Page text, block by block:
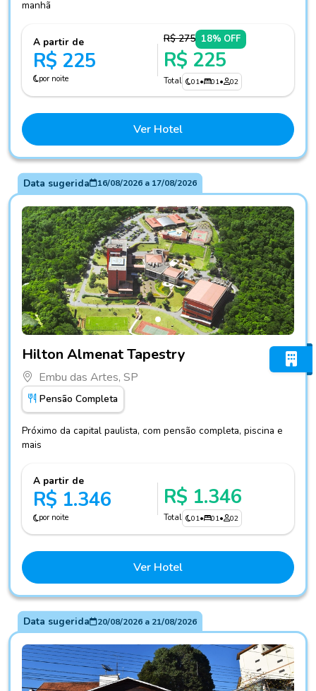
manhã
A partir de
R$ 225
por noite
R$ 275 18% OFF
R$ 225
Total 01• 01• 02
Ver Hotel
Data sugerida 16/08/2026a 17/08/2026
Hilton Almenat Tapestry
Embu das Artes, SP
Pensão Completa
Próximo da capital paulista, com pensão completa, piscina e
mais
A partir de
R$ 1.346
por noite
R$ 1.346
Total 01• 01• 02
Ver Hotel
Data sugerida 20/08/2026a 21/08/2026